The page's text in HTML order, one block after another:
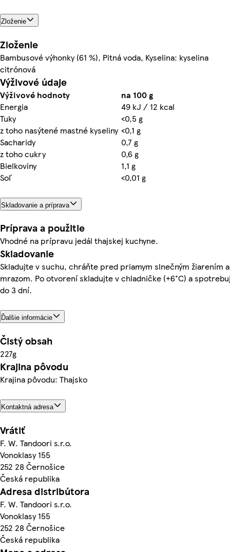
Zloženie
Zloženie
Bambusové výhonky (61 %), Pitná voda, Kyselina: kyselina
citrónová
Výživové údaje
Výživové hodnoty
na 100 g
Energia
49 kJ / 12 kcal
Tuky
<0,5 g
z toho nasýtené mastné kyseliny <0,1 g
Sacharidy
0,7 g
z toho cukry
0,6 g
Bielkoviny
1,1 g
Soľ
<0,01 g
Skladovanie a príprava
Príprava a použitie
Vhodné na prípravu jedál thajskej kuchyne.
Skladovanie
Skladujte v suchu, chráňte pred priamym slnečným žiarením a
mrazom. Po otvorení skladujte v chladničke (+6°C) a
do 3 dní.
Ďalšie informácie
Čistý obsah
227g
Krajina pôvodu
Krajina pôvodu: Thajsko
Kontaktná adresa
Vrátiť
F. W. Tandoori s.r.o.
Vonoklasy 155
252 28 Černošice
Česká republika
Adresa distribútora
F. W. Tandoori s.r.o.
Vonoklasy 155
252 28 Černošice
Česká republika